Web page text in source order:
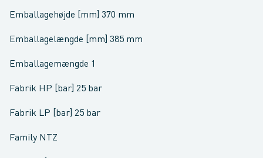
Emballagehøjde [mm] 370 mm
Emballagelængde [mm] 385 mm
Emballagemængde 1
Fabrik HP [bar] 25 bar
Fabrik LP [bar] 25 bar
Family NTZ